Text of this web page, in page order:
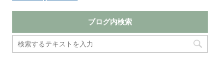
ブログ内検索